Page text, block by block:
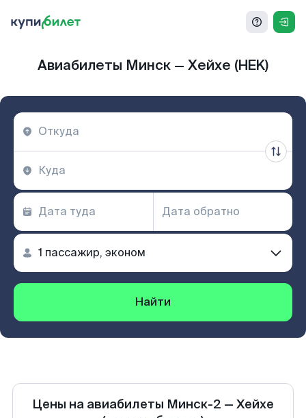
Авиабилеты Минск — Хейхе (HEK)
Найти
Цены на авиабилеты Минск-2 — Хейхе